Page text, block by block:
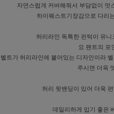
자연스럽게 커버해줘서 부담없이 멋
하이웨스트기장감으로 다리
허리라인 독특한 핀턱이 유
요 팬트의 포
벨트가 허리라인에 붙어있는 디자인이라
주시면 더욱
허리 뒷밴딩이 있어 더욱
데일리하게 입기 좋은